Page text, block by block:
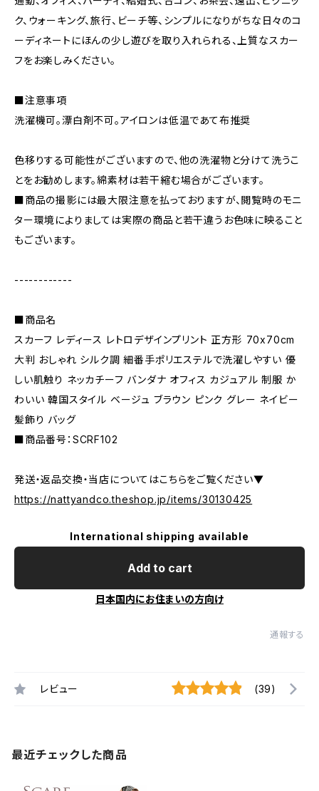
ク、ウォーキング、旅行、ビーチ等、シンプルになりがちな日々のコ
ーディネートにほんの少し遊びを取り入れられる、上質なスカー
フをお楽しみください。
■注意事項
洗濯機可。漂白剤不可。アイロンは低温であて布推奨
色移りする可能性がございますので、他の洗濯物と分けて洗うこ
とをお勧めします。綿素材は若干縮む場合がございます。
■商品の撮影には最大限注意を払っておりますが、閲覧時のモニ
ター環境によりましては実際の商品と若干違うお色味に映ること
もございます。
------------
■商品名
スカーフ レディース レトロデザインプリント 正方形 70x70cm
大判 おしゃれ シルク調 細番手ポリエステルで洗濯しやすい 優
しい肌触り ネッカチーフ バンダナ オフィス カジュアル 制服 か
わいい 韓国スタイル ベージュ ブラウン ピンク グレー ネイビー
髪飾り バッグ
■商品番号：SCRF102
発送・返品交換・当店についてはこちらをご覧ください▼
https://nattyandco.theshop.jp/items/30130425
International shipping available
Add to cart
日本国内にお住まいの方向け
通報する
レビュー (39)
最近チェックした商品